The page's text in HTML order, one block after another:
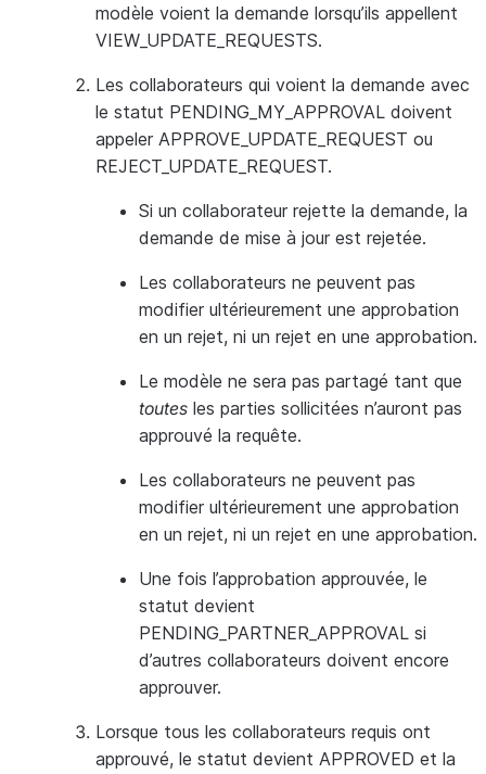
modèle voient la demande lorsqu’ils appellent
VIEW_UPDATE_REQUESTS.
Les collaborateurs qui voient la demande avec
le statut PENDING_MY_APPROVAL doivent
appeler APPROVE_UPDATE_REQUEST ou
REJECT_UPDATE_REQUEST.
Si un collaborateur rejette la demande, la
demande de mise à jour est rejetée.
Les collaborateurs ne peuvent pas
modifier ultérieurement une approbation
en un rejet, ni un rejet en une approbation.
Le modèle ne sera pas partagé tant que
toutes les parties sollicitées n’auront pas
approuvé la requête.
Les collaborateurs ne peuvent pas
modifier ultérieurement une approbation
en un rejet, ni un rejet en une approbation.
Une fois l’approbation approuvée, le
statut devient
PENDING_PARTNER_APPROVAL si
d’autres collaborateurs doivent encore
approuver.
Lorsque tous les collaborateurs requis ont
approuvé, le statut devient APPROVED et la